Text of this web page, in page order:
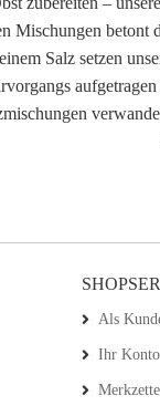
Mischungen
Salz setzen
Als
Ihr Konto